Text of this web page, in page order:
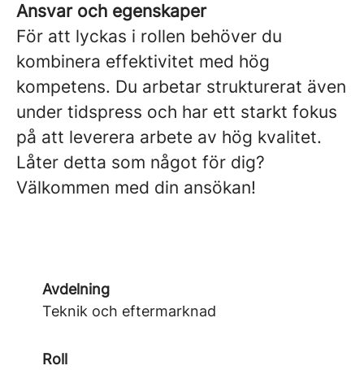
Ansvar och egenskaper
För att lyckas i rollen behöver du
kombinera effektivitet med hög
kompetens. Du arbetar strukturerat även
under tidspress och har ett starkt fokus
på att leverera arbete av hög kvalitet.
Låter detta som något för dig?
Välkommen med din ansökan!
Avdelning
Teknik och eftermarknad
Roll